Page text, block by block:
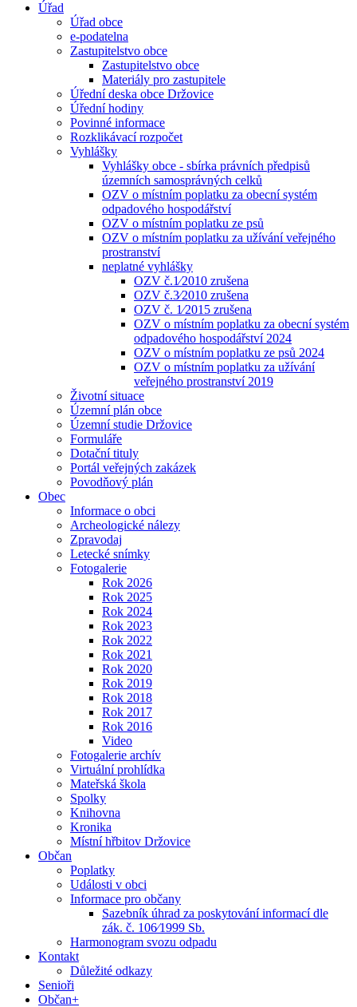
Úřad
Úřad obce
e-podatelna
Zastupitelstvo obce
Zastupitelstvo obce
Materiály pro zastupitele
Úřední deska obce Držovice
Úřední hodiny
Povinné informace
Rozklikávací rozpočet
Vyhlášky
Vyhlášky obce - sbírka právních předpisů
územních samosprávných celků
OZV o místním poplatku za obecní systém
odpadového hospodářství
OZV o místním poplatku ze psů
OZV o místním poplatku za užívání veřejného
prostranství
neplatné vyhlášky
OZV č.1⁄2010 zrušena
OZV č.3⁄2010 zrušena
OZV č. 1⁄2015 zrušena
OZV o místním poplatku za obecní systém
odpadového hospodářství 2024
OZV o místním poplatku ze psů 2024
OZV o místním poplatku za užívání
veřejného prostranství 2019
Životní situace
Územní plán obce
Územní studie Držovice
Formuláře
Dotační tituly
Portál veřejných zakázek
Povodňový plán
Obec
Informace o obci
Archeologické nálezy
Zpravodaj
Letecké snímky
Fotogalerie
Rok 2026
Rok 2025
Rok 2024
Rok 2023
Rok 2022
Rok 2021
Rok 2020
Rok 2019
Rok 2018
Rok 2017
Rok 2016
Video
Fotogalerie archív
Virtuální prohlídka
Mateřská škola
Spolky
Knihovna
Kronika
Místní hřbitov Držovice
Občan
Poplatky
Události v obci
Informace pro občany
Sazebník úhrad za poskytování informací dle
zák. č. 106⁄1999 Sb.
Harmonogram svozu odpadu
Kontakt
Důležité odkazy
Senioři
Občan+